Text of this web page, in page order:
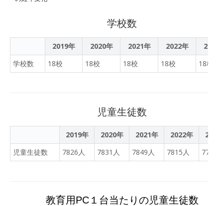
りませんでしたが、臨場感
を味わっていただけたとし
たら幸いです。
学校数
2019年 2020年 2021年 2022年
2023
学校数
18校 18校 18校 18校 18校
児童生徒数
2019年 2020年 2021年 2022年
2023
児童生徒数
7826人 7831人 7849人 7815人 7767
教育用PC１台当たりの児童生徒数